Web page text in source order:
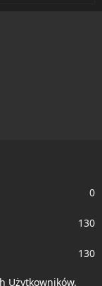
0
130
130
Użytkowników.